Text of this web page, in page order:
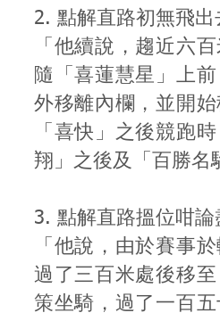
2. 點解直路初無飛出
「他續說，趨近六
隨「喜蓮慧星」上
外移離內欄，並開
「喜快」之後競跑
翔」之後及「百勝名
3. 點解直路搵位咁論
「他說，由於賽事
過了三百米處後移
策坐騎，過了一百